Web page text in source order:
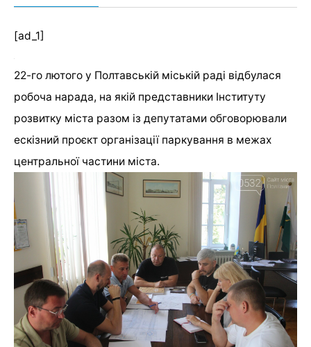
[ad_1]
22-го лютого у Полтавській міській раді відбулася
робоча нарада, на якій представники Інституту
розвитку міста разом із депутатами обговорювали
ескізний проєкт організації паркування в межах
центральної частини міста.